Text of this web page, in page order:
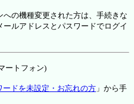
の機種変更された方は、手続きな
ルアドレスとパスワードでログイ
ートフォン)
ードを未設定・お忘れの方 」から手